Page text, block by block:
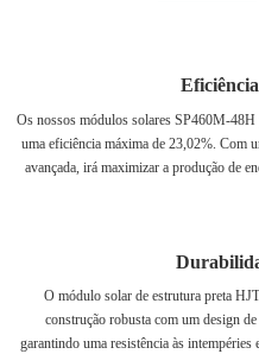
Os nossos módulos solares SP460M-
uma eficiência máxima de 23,02%. Com
avançada, irá maximizar a produção de
O módulo solar de estrutura preta
construção robusta com um design
garantindo uma resistência às